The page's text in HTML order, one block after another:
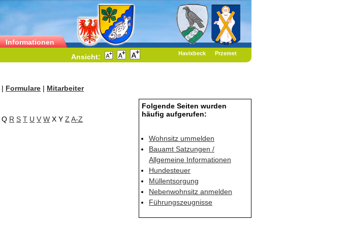
Havixbeck Przemet
Informationen
Ansicht:
| Formulare | Mitarbeiter
Folgende Seiten wurden
häufig aufgerufen:
Wohnsitz ummelden
Bauamt Satzungen /
Allgemeine Informationen
Hundesteuer
Müllentsorgung
Nebenwohnsitz anmelden
Führungszeugnisse
Q R S T U V W X Y Z A-Z